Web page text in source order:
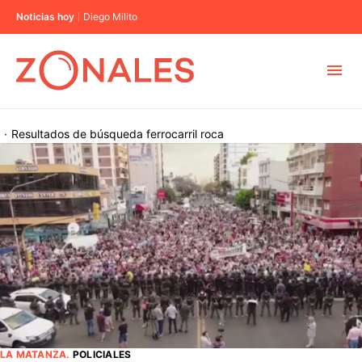
Noticias hoy Diego Milito
CABA
BUENOS AIRES
PROVINCIAS
ELECCIONES 2023
Resultados de búsqueda
· ferrocarril roca
LA MATANZA. POLICIALES